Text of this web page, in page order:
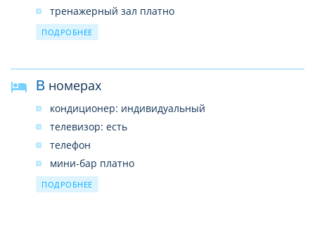
Интернет-кафе платно
тренажерный зал платно
парная платно
ПОДРОБНЕЕ
В номерах
кондиционер: индивидуальный
телевизор: есть
телефон
мини-бар платно
сейф: в номере, бесплатно
ПОДРОБНЕЕ